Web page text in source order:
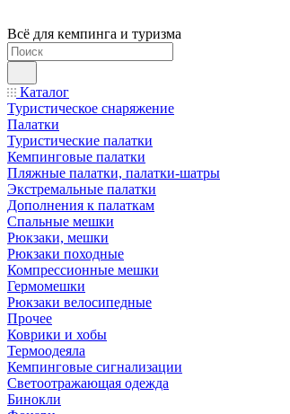
Всё для кемпинга и туризма
Каталог
Туристическое снаряжение
Палатки
Туристические палатки
Кемпинговые палатки
Пляжные палатки, палатки-шатры
Экстремальные палатки
Дополнения к палаткам
Спальные мешки
Рюкзаки, мешки
Рюкзаки походные
Компрессионные мешки
Гермомешки
Рюкзаки велосипедные
Прочее
Коврики и хобы
Термоодеяла
Кемпинговые сигнализации
Светоотражающая одежда
Бинокли